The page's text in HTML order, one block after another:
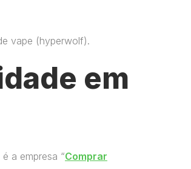
vape​ (hyperwolf)​.
em
a empresa “Comprar